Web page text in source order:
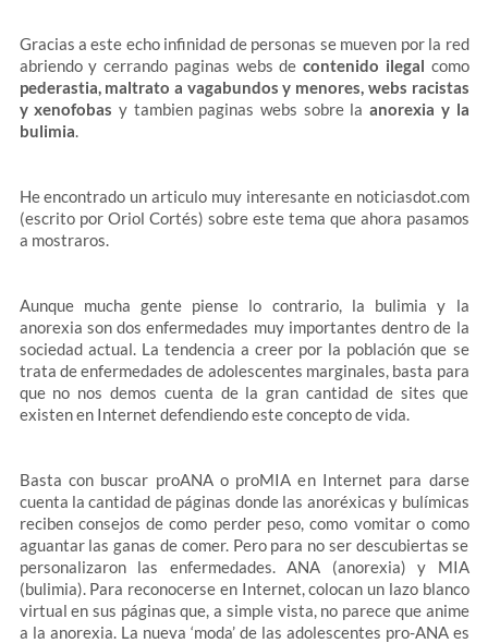
Gracias a este echo infinidad de personas se mueven por la red
abriendo y cerrando paginas webs de contenido ilegal como
pederastia, maltrato a vagabundos y menores, webs racistas
y xenofobas y tambien paginas webs sobre laanorexia y la
bulimia.
He encontrado un articulo muy interesante en noticiasdot.com
(escrito por Oriol Cortés) sobre este tema que ahora pasamos
a mostraros.
Aunque mucha gente piense lo contrario, la bulimia y la
anorexia son dos enfermedades muy importantes dentro de la
sociedad actual. La tendencia a creer por la población que se
trata de enfermedades de adolescentes marginales, basta para
que no nos demos cuenta de la gran cantidad de sites que
existen en Internet defendiendo este concepto de vida.
Basta con buscar proANA o proMIA en Internet para darse
cuenta la cantidad de páginas donde las anoréxicas y bulímicas
reciben consejos de como perder peso, como vomitar o como
aguantar las ganas de comer. Pero para no ser descubiertas se
personalizaron las enfermedades. ANA (anorexia) y MIA
(bulimia). Para reconocerse en Internet, colocan un lazo blanco
virtual en sus páginas que, a simple vista, no parece que anime
a la anorexia. La nueva ‘moda’ de las adolescentes pro-ANA es